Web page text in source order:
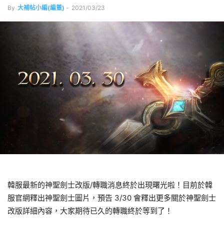
By 大補帖小編(編董) - 2021/03/23
韓服最新的神聖劍士改版/轉職消息終於出現曙光啦！目前於韓
服官網釋出神聖劍士圖片，預告 3/30 會釋出更多關於神聖劍士
改版詳細內容，大家期待已久的轉職終於等到了！